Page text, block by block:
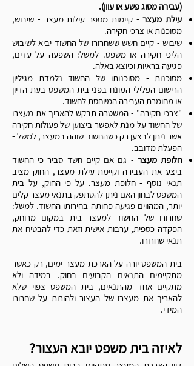
(עבירה מסוג פשע או עוון).
עילת מעצר- קיימות מספר עילות מעצר - שיבוש,
מסוכנות או צרכי חקירה.
שיבוש - קיים חשש ששחרורו של החשוד יביא לשיבוש
הליכי חקירה או משפט. למשל: השפעה על עדים,
פגיעה בראיות וכיוצא באלה.
מסוכנות - מסוכנותו של החשוד נלמדת מגיליון
הרישום הפלילי המונח בפני בית המשפט בעת הדיון
או מחומרת העבירה המיוחסת לחשוד.
"צרכי חקירה" - המשטרה תבקש להאריך את מעצרו
של החשוד על מנת לאפשר ביצוען של פעולות חקירה
אשר ניתן לבצען רק כשהחשוד שוהה במעצר, למשל -
הפעלת מדובב.
חלופת מעצר - גם אם קיים חשד סביר כי החשוד
ביצע את העבירה וקיימת עילת מעצר, החוק מציב
תנאי נוסף - חלופת מעצר. על פי החוק, על בית
המשפט לבחון האם ניתן להסתפק בתנאי מעצר קלים
יותר, המהווים פגיעה פחותה בחירותו החשוד. למשל:
שחרורו של החשוד למעצר בית במקום מרוחק,
הפקדה כספית, ערבות אישית וזאת כדי להבטיח את
תנאי שחרורו.
בית המשפט יורה על הארכת מעצר ימים, רק כאשר
מתקיימים התנאים הקבועים בחוק. במידה ולא
מתקיים אחד מהתנאים, בית המשפט צפוי שלא
להאריך את מעצרו של העצור ולהורות על שחרורו
המידי.
לאיזה בית משפט יובא העצור?